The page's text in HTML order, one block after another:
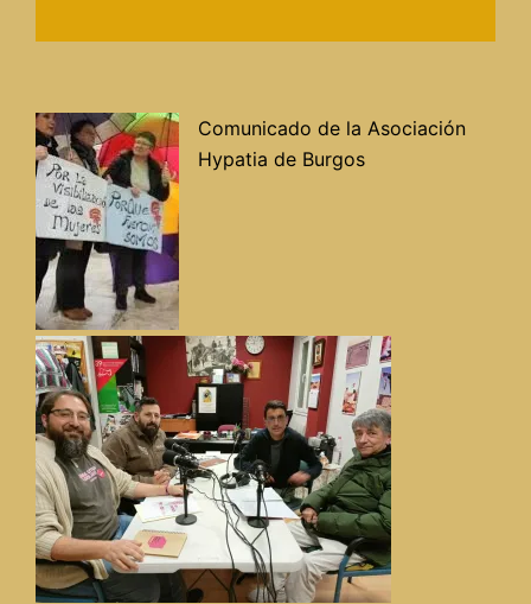
Comunicado de la Asociación
Hypatia de Burgos